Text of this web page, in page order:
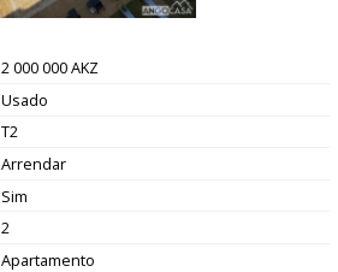
2 000 000 AKZ
Usado
T2
Arrendar
Sim
2
Apartamento